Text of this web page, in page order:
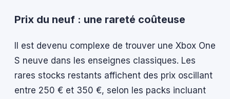
Prix du neuf : une rareté coûteuse
Il est devenu complexe de trouver une Xbox One
S neuve dans les enseignes classiques. Les
rares stocks restants affichent des prix oscillant
entre 250 € et 350 €, selon les packs incluant